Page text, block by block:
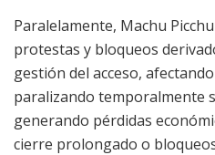
Paralelamente, Machu
protestas y bloqueos
gestión del acceso,
paralizando temporalmente
generando pérdidas
cierre prolongado o